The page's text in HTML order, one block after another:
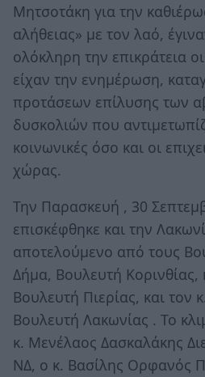
Μητσοτάκη για την
αλήθειας» με τον λαό,
ολόκληρη την επικράτεια
είχαν την ενημέρωση,
προτάσεων επίλυσης των
δυσκολιών που
κοινωνικές όσο και οι
χώρας.
Την Παρασκευή , 30
επισκέφθηκε και την
αποτελούμενο από τους
Δήμα, Βουλευτή
Βουλευτή Πιερίας, και τον
Βουλευτή Λακωνίας . Το
κ. Μενέλαος Δασκαλάκης
ΝΔ, ο κ. Βασίλης Ορφανός